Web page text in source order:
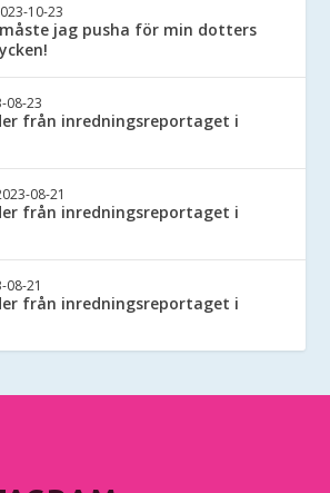
10-23
jag pusha för min dotters
08-23
från inredningsreportaget i
08-21
från inredningsreportaget i
08-21
från inredningsreportaget i